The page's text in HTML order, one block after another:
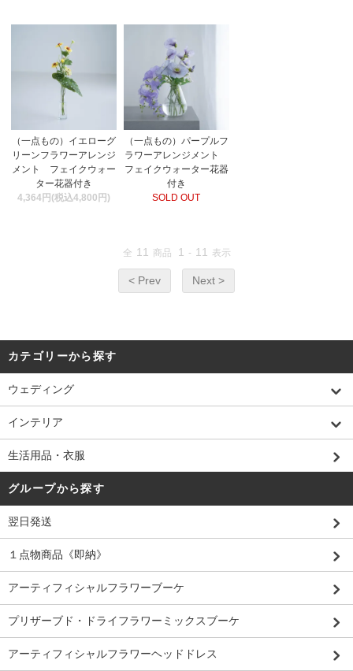
（一点もの）イエローグ
リーンフラワーアレンジ
メント フェイクウォー
ター花器付き
4,364円(税込4,800円)
（一点もの）パープルフ
ラワーアレンジメント
フェイクウォーター花器
付き
SOLD OUT
全 11 商品 1 - 11 表示
< Prev Next >
カテゴリーから探す
ウェディング
インテリア
生活用品・衣服
グループから探す
翌日発送
１点物商品《即納》
アーティフィシャルフラワーブーケ
プリザーブド・ドライフラワーミックスブーケ
アーティフィシャルフラワーヘッドドレス